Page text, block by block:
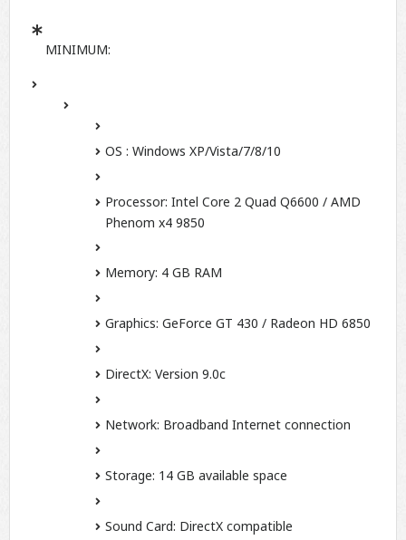
MINIMUM:
OS : Windows XP/Vista/7/8/10
Processor: Intel Core 2 Quad Q6600 / AMD
Phenom x4 9850
Memory: 4 GB RAM
Graphics: GeForce GT 430 / Radeon HD 6850
DirectX: Version 9.0c
Network: Broadband Internet connection
Storage: 14 GB available space
Sound Card: DirectX compatible